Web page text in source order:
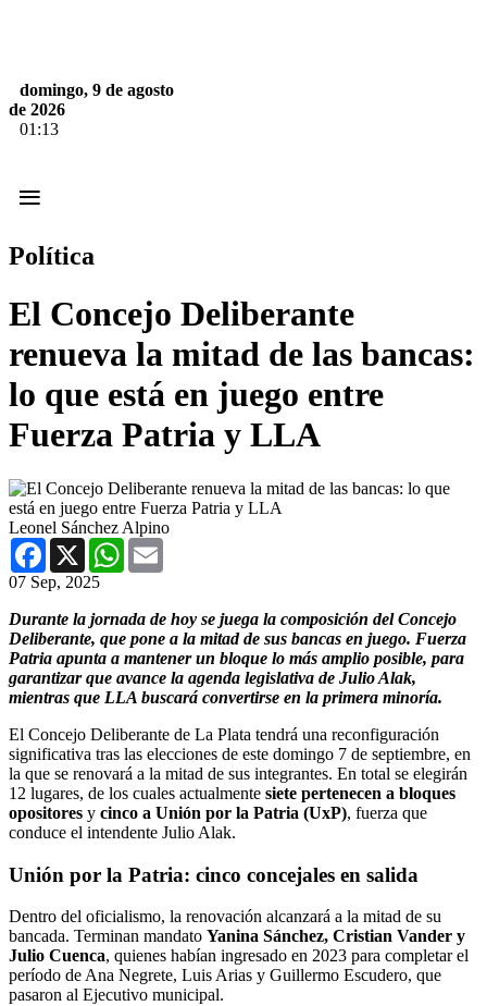
domingo, 9 de agosto
de 2026
01:13
≡
Política
El Concejo Deliberante
renueva la mitad de las bancas:
lo que está en juego entre
Fuerza Patria y LLA
Leonel Sánchez Alpino
Facebook
X WhatsApp
07 Sep, 2025
Durante la jornada de hoy se juega la composición del Concejo
Deliberante, que pone a la mitad de sus bancas en juego. Fuerza
Patria apunta a mantener un bloque lo más amplio posible, para
garantizar que avance la agenda legislativa de Julio Alak,
mientras que LLA buscará convertirse en la primera minoría.
El Concejo Deliberante de La Plata tendrá una reconfiguración
significativa tras las elecciones de este domingo 7 de septiembre, en
la que se renovará a la mitad de sus integrantes. En total se elegirán
12 lugares, de los cuales actualmente siete pertenecen a bloques
opositores y cinco a Unión por la Patria (UxP), fuerza que
conduce el intendente Julio Alak.
Unión por la Patria: cinco concejales en salida
Dentro del oficialismo, la renovación alcanzará a la mitad de su
bancada. Terminan mandato Yanina Sánchez, Cristian Vander y
Julio Cuenca, quienes habían ingresado en 2023 para completar el
período de Ana Negrete, Luis Arias y Guillermo Escudero, que
pasaron al Ejecutivo municipal.